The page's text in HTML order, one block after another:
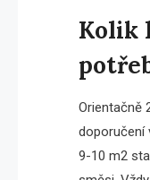
Kolik
Orientačně
doporučení
9-10 m2